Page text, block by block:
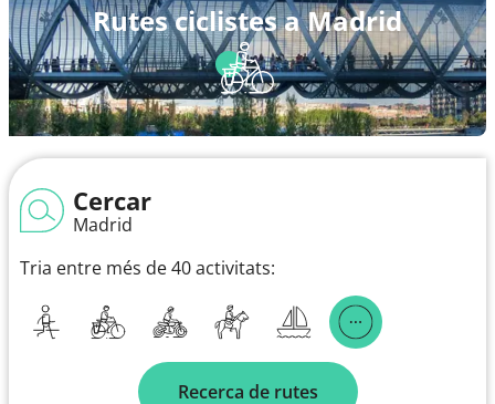
Rutes ciclistes a Madrid
Cercar
Madrid
Tria entre més de 40 activitats:
Recerca de rutes